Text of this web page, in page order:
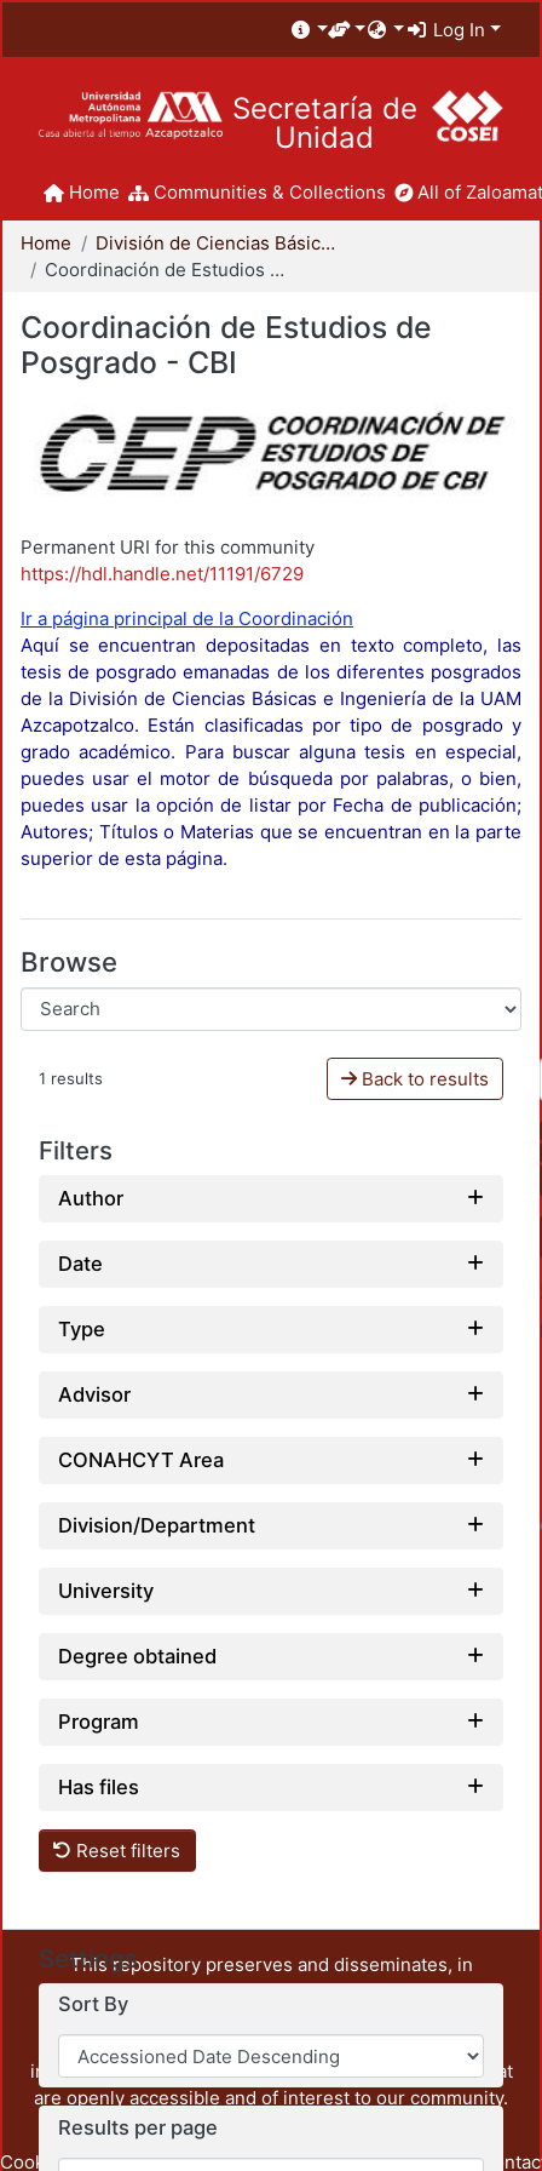
Log In
Secretaría de
Unidad
Home Communities & Collections All of
Home
División de Ciencias Básicas e Ingeniería
Coordinación de Estudios de Posgrado - CBI
Coordinación de Estudios de
Posgrado - CBI
Permanent URI for this community
https://hdl.handle.net/11191/6729
Ir a página principal de la Coordinación
Aquí se encuentran depositadas en texto completo, las
tesis de posgrado emanadas de los diferentes posgrados
de la División de Ciencias Básicas e Ingeniería de la UAM
Azcapotzalco. Están clasificadas por tipo de posgrado y
grado académico. Para buscar alguna tesis en especial,
puedes usar el motor de búsqueda por palabras, o bien,
puedes usar la opción de listar por Fecha de publicación;
Autores; Títulos o Materias que se encuentran en la parte
superior de esta página.
Browse
1 results Back to results
Filters
Author
Date
Type
Advisor
CONAHCYT Area
Division/Department
University
Degree obtained
Program
Has files
Reset filters
Settings
Sort By
Results per page
This repository preserves and disseminates, in
unrestricted open access, the teaching and research
output of UAM Azcapotzalco. It also includes some
administrative and graphic documents from the
institution, as well as content from other institutions that
are openly accessible and of interest to our community.
Cookie Privacy End User Send